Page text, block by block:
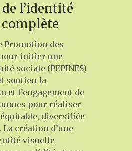
l’identité
Promotion des
initier une
sociale (PEPINES)
soutien la
et l’engagement de
pour réaliser
diversifiée
création d’une
visuelle